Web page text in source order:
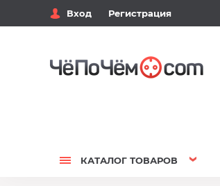
Вход Регистрация
КАТАЛОГ ТОВАРОВ